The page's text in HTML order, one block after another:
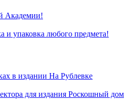
Академии!
и упаковка любого предмета!
в издании На Рублевке
для издания Роскошный дом